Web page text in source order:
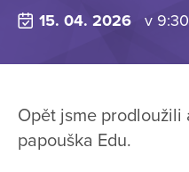
15. 04. 2026 v
Opět jsme prodloužili
papouška Edu.